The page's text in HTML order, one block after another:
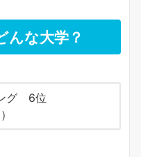
んな大学？
グ 6位